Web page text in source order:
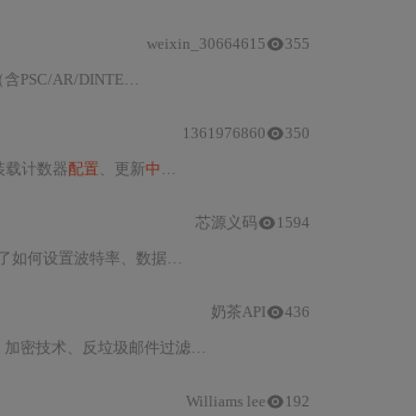
AR/DINTEN等关键寄存器）、HAL_
weixin_30664615 355
载计数器配置 、更新中断
1361976860 350
、停止位数和校验位，以实现高效的串行通信。
芯源义码 1594
本文全面解析了信息安全领域的核心术语，涵盖基础概念、安全工具与技术、网络协议、攻击与防御方法等内容。介绍了如防火墙、加密技术、反垃圾邮件过滤器等关键防护机制，同时涉及ARP、DHCP等网络协议及DDoS、网络钓鱼等常见攻击方式。帮助读者深入理解信息安全体系，提升防范意识。
奶茶API 436
Williams lee 192